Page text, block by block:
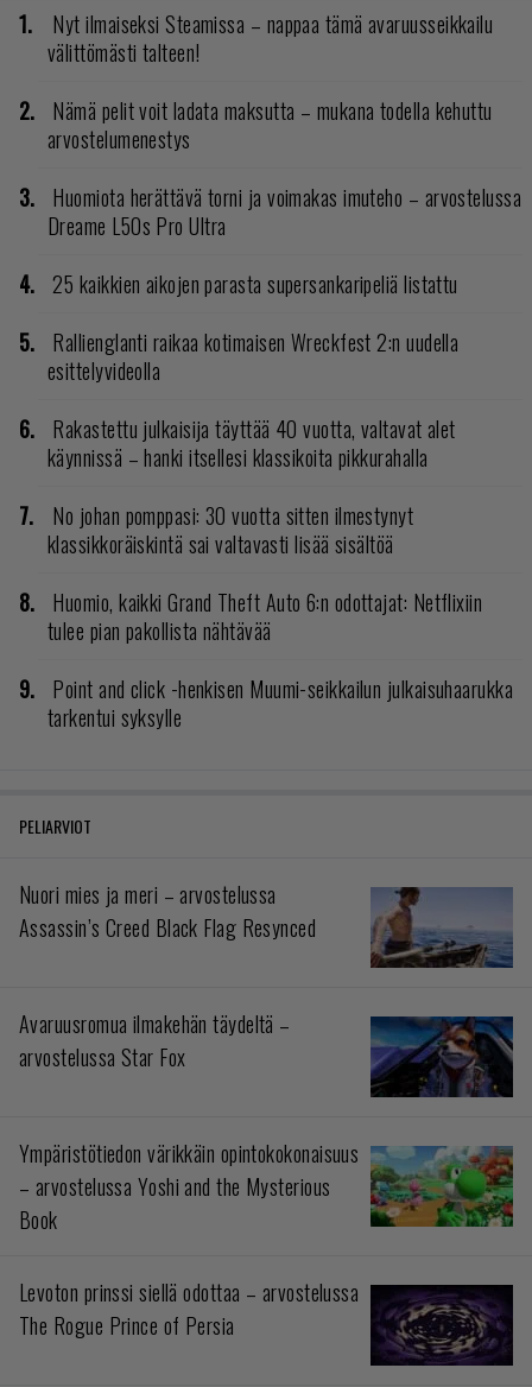
Nyt ilmaiseksi Steamissa – nappaa tämä avaruusseikkailu
välittömästi talteen!
Nämä pelit voit ladata maksutta – mukana todella kehuttu
arvostelumenestys
Huomiota herättävä torni ja voimakas imuteho – arvostelussa
Dreame L50s Pro Ultra
25 kaikkien aikojen parasta supersankaripeliä listattu
Rallienglanti raikaa kotimaisen Wreckfest 2:n uudella
esittelyvideolla
Rakastettu julkaisija täyttää 40 vuotta, valtavat alet
käynnissä – hanki itsellesi klassikoita pikkurahalla
No johan pomppasi: 30 vuotta sitten ilmestynyt
klassikkoräiskintä sai valtavasti lisää sisältöä
Huomio, kaikki Grand Theft Auto 6:n odottajat: Netflixiin
tulee pian pakollista nähtävää
Point and click -henkisen Muumi-seikkailun julkaisuhaarukka
tarkentui syksylle
PELIARVIOT
Nuori mies ja meri – arvostelussa
Assassin’s Creed Black Flag Resynced
Avaruusromua ilmakehän täydeltä –
arvostelussa Star Fox
Ympäristötiedon värikkäin opintokokonaisuus
– arvostelussa Yoshi and the Mysterious
Book
Levoton prinssi siellä odottaa – arvostelussa
The Rogue Prince of Persia